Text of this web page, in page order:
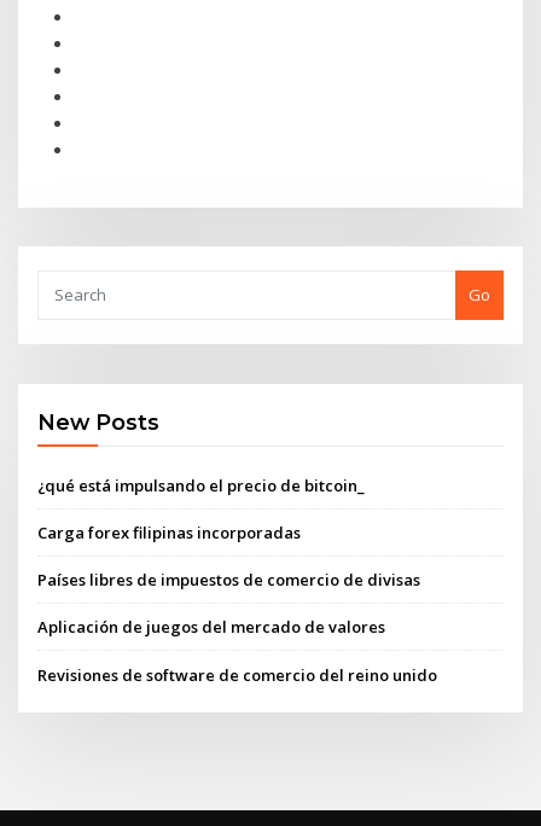
Go
New Posts
¿qué está impulsando el precio de bitcoin_
Carga forex filipinas incorporadas
Países libres de impuestos de comercio de divisas
Aplicación de juegos del mercado de valores
Revisiones de software de comercio del reino unido